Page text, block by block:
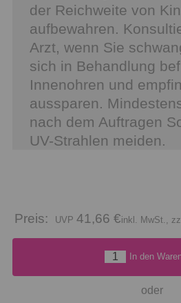
der Reichweite von
aufbewahren.
Arzt, wenn Sie
sich in Behandlung
Innenohren und
aussparen.
nach dem Auftragen
UV-Strahlen meiden.
Preis: 41,66 €inkl. MwSt.,
In den
oder